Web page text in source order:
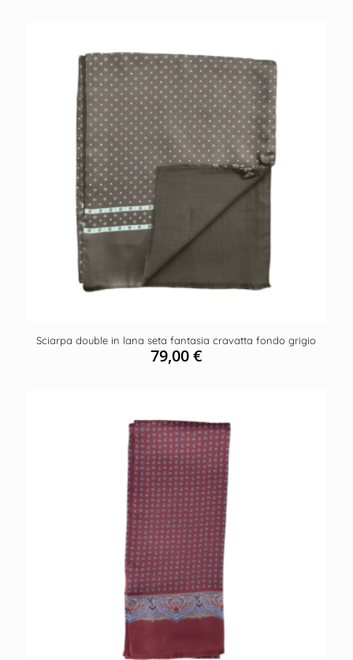
Sciarpa double in lana seta fantasia cravatta fondo grigio
79,00€